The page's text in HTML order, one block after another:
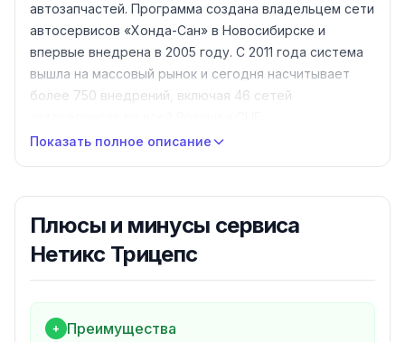
автозапчастей. Программа создана владельцем сети
автосервисов «Хонда-Сан» в Новосибирске и
впервые внедрена в 2005 году. С 2011 года система
вышла на массовый рынок и сегодня насчитывает
более 750 внедрений, включая 46 сетей
Нетикс Трицепс отличается от облачных аналогов
полный контроль над данными и работа без
зависимости от интернета.
Основные возможности Нетикс Трицепс
Создание и ведение заказ-нарядов
Нормативы времени на работы
Показать полное описание
Плюсы и минусы сервиса
Нетикс Трицепс
+ Преимущества